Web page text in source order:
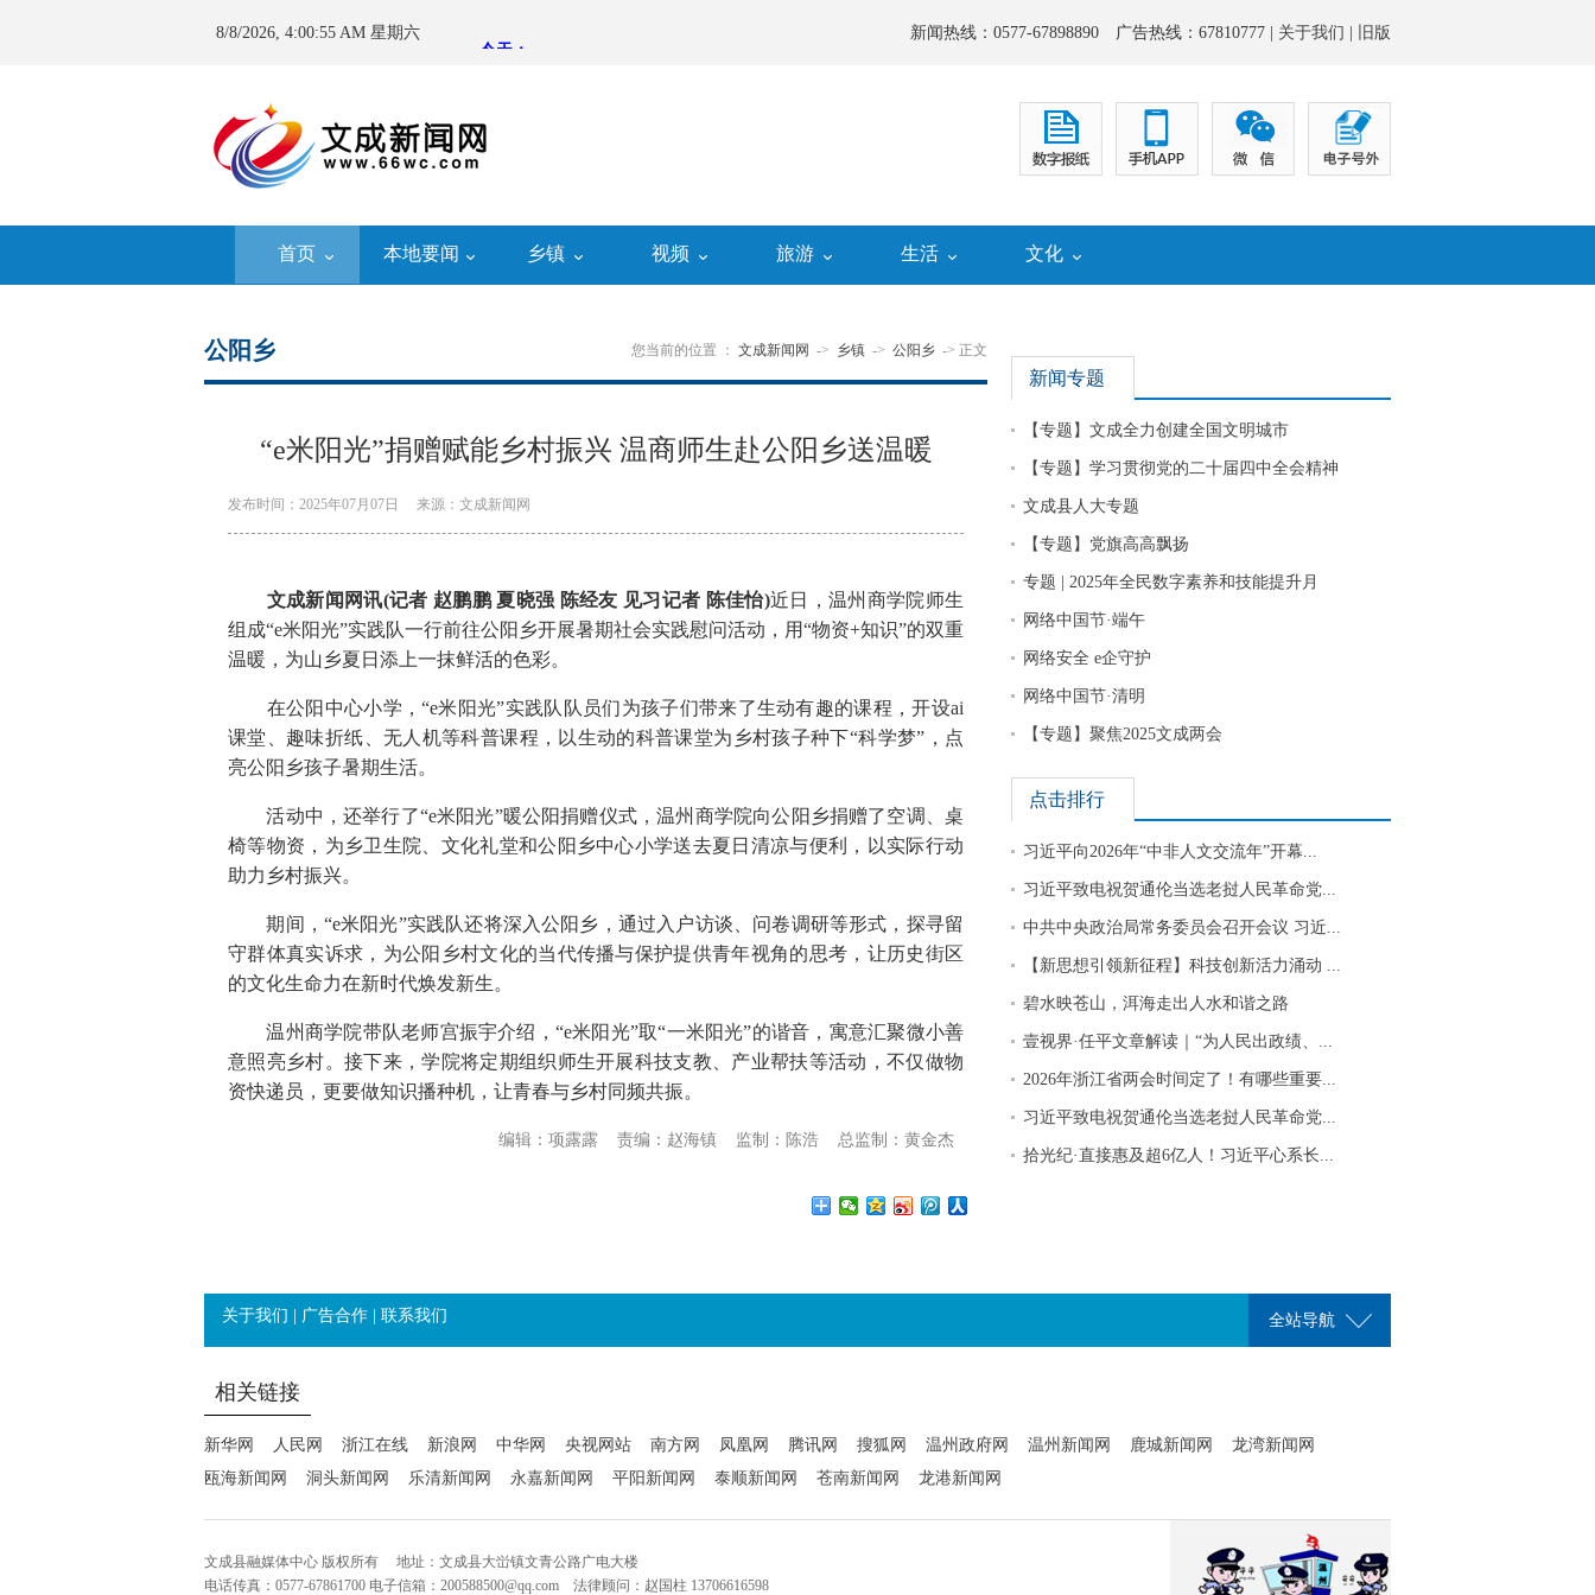
8/8/2026, 4:00:55 AM 星期六 新闻热线：0577-67898890 广告热线：67810777 | 关于我们 旧版
首页 本地要闻 乡镇 视频 旅游 生活 文化
您当前的位置 ： 文成新闻网 -> 乡镇 -> 公阳乡 -> 正文
公阳乡
“e米阳光”捐赠赋能乡村振兴 温商师生赴公阳乡送温暖
发布时间：2025年07月07日 来源：文成新闻网
文成新闻网讯(记者 赵鹏鹏 夏晓强 陈经友 见习记者 陈佳怡)近日，温州商学院师生
组成“e米阳光”实践队一行前往公阳乡开展暑期社会实践慰问活动，用“物资+知识”的双重
温暖，为山乡夏日添上一抹鲜活的色彩。
在公阳中心小学，“e米阳光”实践队队员们为孩子们带来了生动有趣的课程，开设ai
课堂、趣味折纸、无人机等科普课程，以生动的科普课堂为乡村孩子种下“科学梦”，点
亮公阳乡孩子暑期生活。
活动中，还举行了“e米阳光”暖公阳捐赠仪式，温州商学院向公阳乡捐赠了空调、桌
椅等物资，为乡卫生院、文化礼堂和公阳乡中心小学送去夏日清凉与便利，以实际行动
助力乡村振兴。
期间，“e米阳光”实践队还将深入公阳乡，通过入户访谈、问卷调研等形式，探寻留
守群体真实诉求，为公阳乡村文化的当代传播与保护提供青年视角的思考，让历史街区
的文化生命力在新时代焕发新生。
温州商学院带队老师宫振宇介绍，“e米阳光”取“一米阳光”的谐音，寓意汇聚微小善
意照亮乡村。接下来，学院将定期组织师生开展科技支教、产业帮扶等活动，不仅做物
资快递员，更要做知识播种机，让青春与乡村同频共振。
总监制：黄金杰
监制：陈浩
责编：赵海镇
编辑：项露露
新闻专题
【专题】文成全力创建全国文明城市
【专题】学习贯彻党的二十届四中全会精神
文成县人大专题
【专题】党旗高高飘扬
专题 | 2025年全民数字素养和技能提升月
网络中国节·端午
网络安全 e企守护
网络中国节·清明
【专题】聚焦2025文成两会
点击排行
习近平向2026年“中非人文交流年”开幕...
习近平致电祝贺通伦当选老挝人民革命党...
中共中央政治局常务委员会召开会议 习近...
【新思想引领新征程】科技创新活力涌动 ...
碧水映苍山，洱海走出人水和谐之路
壹视界·任平文章解读｜“为人民出政绩、...
2026年浙江省两会时间定了！有哪些重要...
习近平致电祝贺通伦当选老挝人民革命党...
拾光纪·直接惠及超6亿人！习近平心系长...
关于我们 广告合作 联系我们 全站导航
相关链接
新华网 人民网 浙江在线 新浪网 中华网 央视网站 南方网 凤凰网 腾讯网 搜狐网 温州政府网 温州新闻网 鹿城新闻网
龙湾新闻网
瓯海新闻网
洞头新闻网 乐清新闻网 永嘉新闻网 平阳新闻网 泰顺新闻网 苍南新闻网 龙港新闻网
文成县融媒体中心 版权所有
地址：文成县大峃镇文青公路广电大楼
电话传真：0577-67861700 电子信箱：200588500@qq.com 法律顾问：赵国柱 13706616598